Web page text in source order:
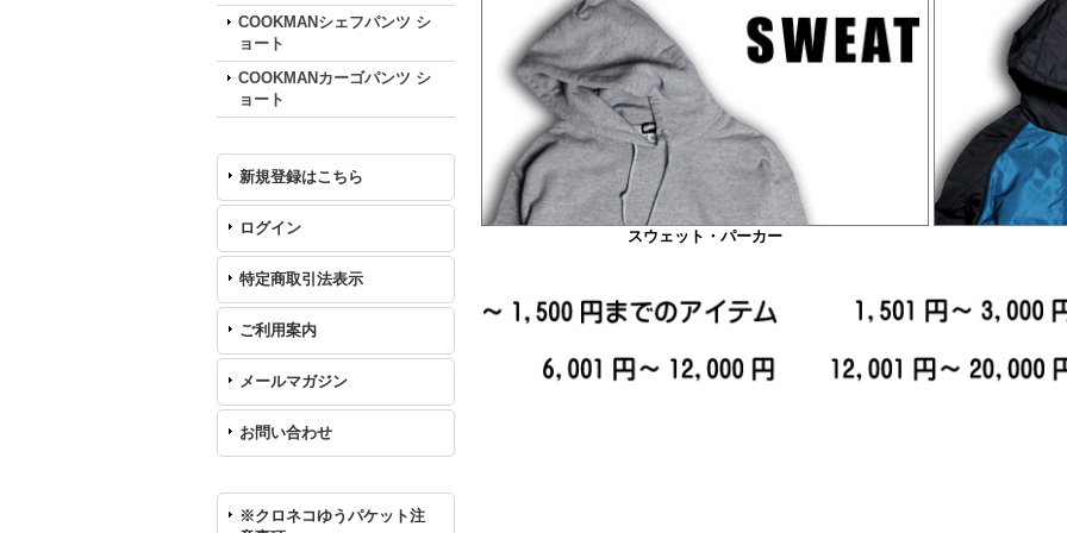
COOKMANシェフパンツ シ
ョート
COOKMANカーゴパンツ シ
ョート
新規登録はこちら
ログイン
特定商取引法表示
ご利用案内
メールマガジン
お問い合わせ
※クロネコゆうパケット注
スウェット・パーカー